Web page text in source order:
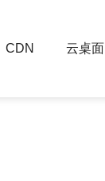
CDN 云桌面